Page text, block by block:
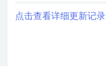
点击查看详细更新记录